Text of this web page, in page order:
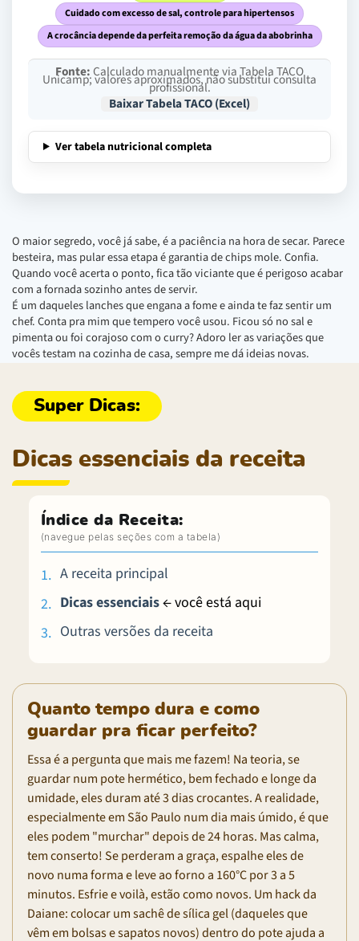
Cuidado com excesso de sal, controle para hipertensos
A crocância depende da perfeita remoção da água da abobrinha
Fonte:Calculado manualmente via Tabela TACO
Unicamp; valores aproximados, não substitui consulta
profissional.
Baixar Tabela TACO (Excel)
Ver tabela nutricional completa
O maior segredo, você já sabe, é a paciência na hora de secar. Parece
besteira, mas pular essa etapa é garantia de chips mole. Confia.
Quando você acerta o ponto, fica tão viciante que é perigoso acabar
com a fornada sozinho antes de servir.
É um daqueles lanches que engana a fome e ainda te faz sentir um
chef. Conta pra mim que tempero você usou. Ficou só no sal e
pimenta ou foi corajoso com o curry? Adoro ler as variações que
vocês testam na cozinha de casa, sempre me dá ideias novas.
Dicas essenciais da receita
Índice da Receita:
A receita principal
Dicas essenciais← você está aqui
Outras versões da receita
Quanto tempo dura e como
guardar pra ficar perfeito?
Essa é a pergunta que mais me fazem! Na teoria, se
guardar num pote hermético, bem fechado e longe da
umidade, eles duram até 3 dias crocantes. A realidade,
especialmente em São Paulo num dia mais úmido, é que
eles podem "murchar" depois de 24 horas. Mas calma,
tem conserto! Se perderam a graça, espalhe eles de
novo numa forma e leve ao forno a 160°C por 3 a 5
minutos. Esfrie e voilà, estão como novos. Um hack da
Daiane: colocar um sachê de sílica gel (daqueles que
vêm em bolsas e sapatos novos) dentro do pote ajuda a